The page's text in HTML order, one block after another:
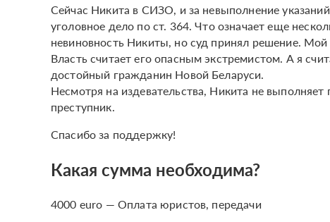
Сейчас Никита в СИЗО, и за невыполнение
уголовное дело по ст. 364. Что означает еще
невиновность Никиты, но суд принял решение.
Власть считает его опасным экстремистом. А я
достойный гражданин Новой Беларуси.
Несмотря на издевательства, Никита не
преступник.
Спасибо за поддержку!
Какая сумма необходима?
4000 euro — Оплата юристов, передачи